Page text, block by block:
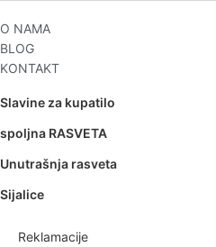
O NAMA
BLOG
KONTAKT
Slavine za kupatilo
spoljna RASVETA
Unutrašnja rasveta
Sijalice
Reklamacije